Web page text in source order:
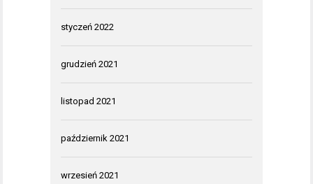
styczeń 2022
grudzień 2021
listopad 2021
październik 2021
wrzesień 2021